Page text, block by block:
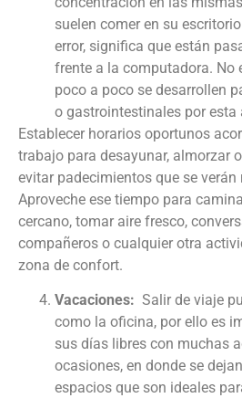
suelen comer en su
error, significa que están
frente a la computadora. No
poco a poco se desarrollen
o gastrointestinales por esta
Establecer horarios oportunos
trabajo para desayunar, almorzar
evitar padecimientos que se
Aproveche ese tiempo para
cercano, tomar aire fresco,
compañeros o cualquier otra
zona de confort.
Vacaciones: Salir de viaje
como la oficina, por ello es
sus días libres con muchas
ocasiones, en donde se
espacios que son ideales